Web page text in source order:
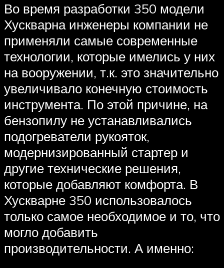
Во время разработки 350 модели
Хускварна инженеры компании не
применяли самые современные
технологии, которые имелись у них
на вооружении, т.к. это значительно
увеличивало конечную стоимость
инструмента. По этой причине, на
бензопилу не устанавливались
подогреватели рукояток,
модернизированный стартер и
другие технические решения,
которые добавляют комфорта. В
Хускварне 350 использовалось
только самое необходимое и то, что
могло добавить
производительности. А именно: